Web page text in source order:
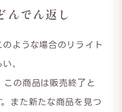
んでん返し
のような場合のリライト
、
の商品は販売終了と
また新たな商品を見つ